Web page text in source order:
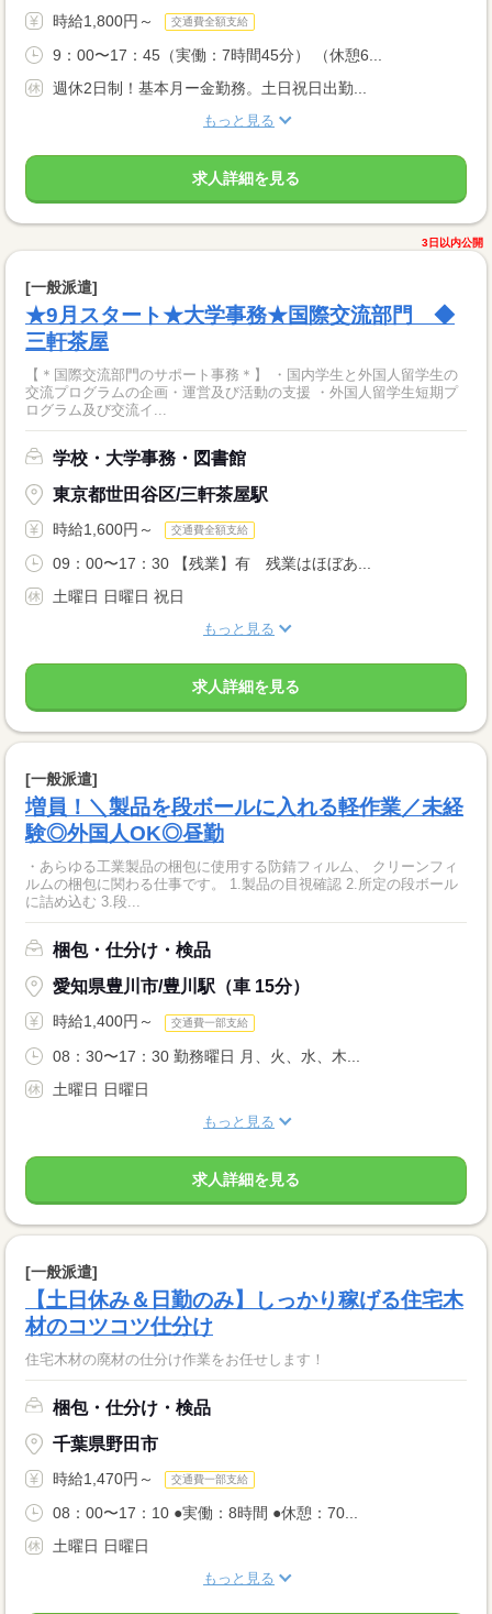
時給1,800円～ 交通費全額支給
9：00〜17：45（実働：7時間45分） （休憩6...
週休2日制！基本月ー金勤務。土日祝日出勤...
もっと見る
求人詳細を見る
3日以内公開
[一般派遣]
★9月スタート★大学事務★国際交流部門 ◆
三軒茶屋
【＊国際交流部門のサポート事務＊】 ・国内学生と外国人留学生の
交流プログラムの企画・運営及び活動の支援 ・外国人留学生短期プ
ログラム及び交流イ...
学校・大学事務・図書館
東京都世田谷区/三軒茶屋駅
時給1,600円～ 交通費全額支給
09：00〜17：30 【残業】有 残業はほぼあ...
土曜日 日曜日 祝日
もっと見る
求人詳細を見る
[一般派遣]
増員！＼製品を段ボールに入れる軽作業／未経
験◎外国人OK◎昼勤
・あらゆる工業製品の梱包に使用する防錆フィルム、 クリーンフィ
ルムの梱包に関わる仕事です。 1.製品の目視確認 2.所定の段ボール
に詰め込む 3.段...
梱包・仕分け・検品
愛知県豊川市/豊川駅（車 15分）
時給1,400円～ 交通費一部支給
08：30〜17：30 勤務曜日 月、火、水、木...
土曜日 日曜日
もっと見る
求人詳細を見る
[一般派遣]
【土日休み＆日勤のみ】しっかり稼げる住宅木
材のコツコツ仕分け
住宅木材の廃材の仕分け作業をお任せします！
梱包・仕分け・検品
千葉県野田市
時給1,470円～ 交通費一部支給
08：00〜17：10 ●実働：8時間 ●休憩：70...
土曜日 日曜日
もっと見る